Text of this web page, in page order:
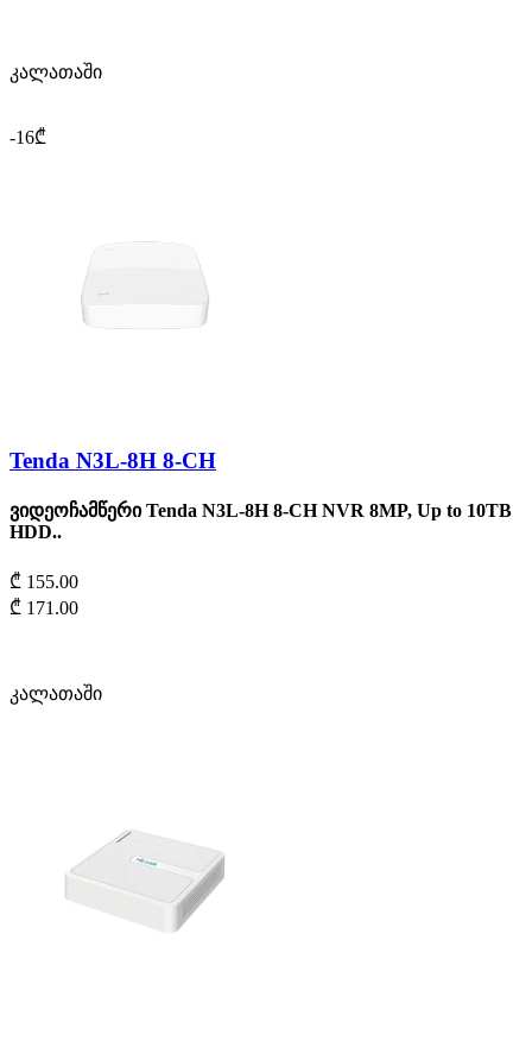
კალათაში
-16₾
Tenda N3L-8H 8-CH
ვიდეოჩამწერი Tenda N3L-8H 8-CH NVR 8MP, Up to 10TB
HDD..
₾ 155.00
₾ 171.00
კალათაში